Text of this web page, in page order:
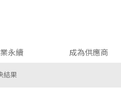
永續 成為供應商
結果